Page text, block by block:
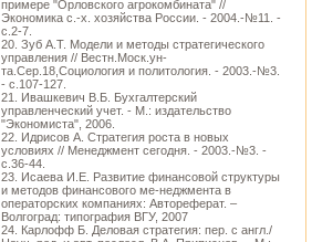
примере "Орловского агрокомбината" //
Экономика с.-х. хозяйства России. - 2004.-№11. -
с.2-7.
20. Зуб А.Т. Модели и методы стратегического
управления // Вестн.Моск.ун-
та.Сер.18,Социология и политология. - 2003.-№3.
- с.107-127.
21. Ивашкевич В.Б. Бухгалтерский
управленческий учет. - М.: издательство
"Экономиста", 2006.
22. Идрисов А. Стратегия роста в новых
условиях // Менеджмент сегодня. - 2003.-№3. -
с.36-44.
23. Исаева И.Е. Развитие финансовой структуры
и методов финансового ме-неджмента в
операторских компаниях: Автореферат. –
Волгоград: типография ВГУ, 2007
24. Карлофф Б. Деловая стратегия: пер. с англ./